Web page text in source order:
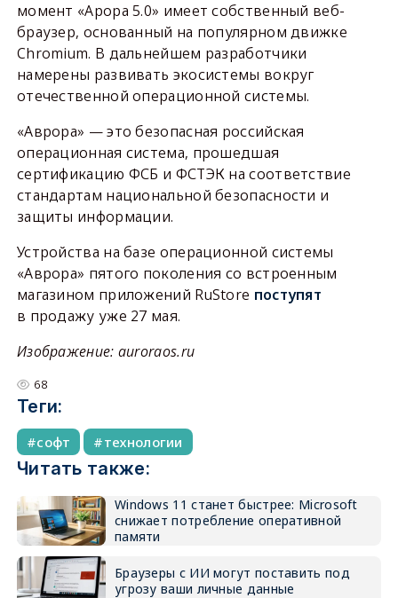
момент «Арора 5.0» имеет собственный веб-
браузер, основанный на популярном движке
Chromium. В дальнейшем разработчики
намерены развивать экосистемы вокруг
отечественной операционной системы.
«Аврора» — это безопасная российская
операционная система, прошедшая
сертификацию ФСБ и ФСТЭК на соответствие
стандартам национальной безопасности и
защиты информации.
Устройства на базе операционной системы
«Аврора» пятого поколения со встроенным
магазином приложений RuStore поступят
в продажу уже 27 мая.
Изображение: auroraos.ru
68
Теги:
софт технологии
Читать также:
Windows 11 станет быстрее: Microsoft
снижает потребление оперативной
памяти
Браузеры с ИИ могут поставить под
угрозу ваши личные данные